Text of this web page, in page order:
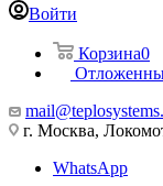
Войти
Корзина0
г. Москва,
WhatsApp